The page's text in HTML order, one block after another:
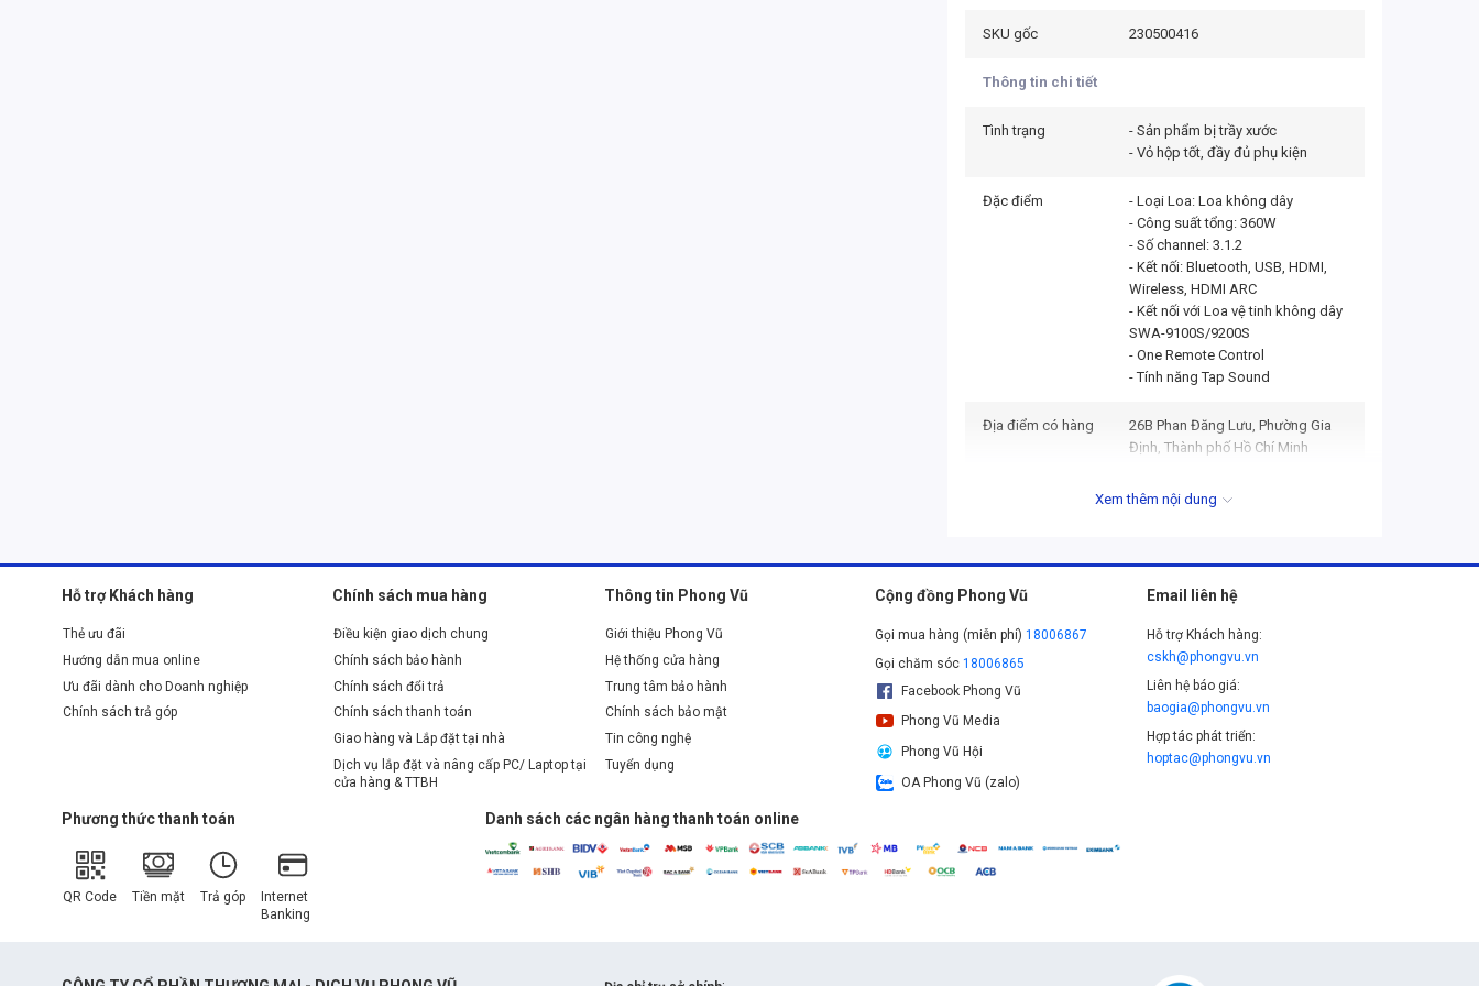
SKU gốc 230500416
Thông tin chi tiết
Tình trạng
- Sản phẩm bị trầy xước
- Vỏ hộp tốt, đầy đủ phụ kiện
Đặc điểm
- Loại Loa: Loa không dây
- Công suất tổng: 360W
- Số channel: 3.1.2
- Kết nối: Bluetooth, USB, HDMI,
Wireless, HDMI ARC
- Kết nối với Loa vệ tinh không dây
SWA-9100S/9200S
- One Remote Control
- Tính năng Tap Sound
Địa điểm có hàng
26B Phan Đăng Lưu, Phường Gia
Định, Thành phố Hồ Chí Minh
Xem thêm nội dung
Hỗ trợ Khách hàng
Thẻ ưu đãi
Hướng dẫn mua online
Ưu đãi dành cho Doanh nghiệp
Chính sách trả góp
Chính sách mua hàng
Điều kiện giao dịch chung
Chính sách bảo hành
Chính sách đổi trả
Chính sách thanh toán
Giao hàng và Lắp đặt tại nhà
Dịch vụ lắp đặt và nâng cấp PC/ Laptop tại
cửa hàng & TTBH
Thông tin Phong Vũ
Giới thiệu Phong Vũ
Hệ thống cửa hàng
Trung tâm bảo hành
Chính sách bảo mật
Tin công nghệ
Tuyển dụng
Cộng đồng Phong Vũ
Gọi mua hàng (miễn phí)18006867
Gọi chăm sóc18006865
Facebook Phong Vũ
Phong Vũ Media
Phong Vũ Hội
OA Phong Vũ (zalo)
Email liên hệ
Hỗ trợ Khách hàng:
cskh@phongvu.vn
Liên hệ báo giá:
baogia@phongvu.vn
Hợp tác phát triển:
hoptac@phongvu.vn
Phương thức thanh toán
QR Code Tiền mặt Trả góp
Internet
Banking
Danh sách các ngân hàng thanh toán online